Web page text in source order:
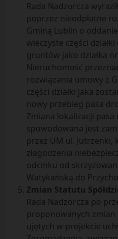
Rada Nadzorcza
poprzez nieodpłatne
Gminą Lublin o
wieczyste części
gruntów jako działka
Nieruchomość
rozwiązania umowy z
części działki jaka
nowy przebieg pasa
Zmiana lokalizacji
spowodowana jest
przez UM ul. Jutrzenki,
złagodzenia
odcinku od
Watykańską do
Zmian Statutu
Rada Nadzorcza po
proponowanych zmian
ujętych w projekcie